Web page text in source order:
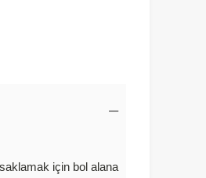
için bol alana